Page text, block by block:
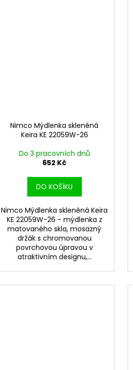
Nimco Mýdlenka skleněná
Keira KE 22059W-26
Do 3 pracovních dnů
652 Kč
DO KOŠÍKU
Nimco Mýdlenka skleněná Keira
KE 22059W-26 - mýdlenka z
matovaného skla, mosazný
držák s chromovanou
povrchovou úpravou v
atraktivním designu,...